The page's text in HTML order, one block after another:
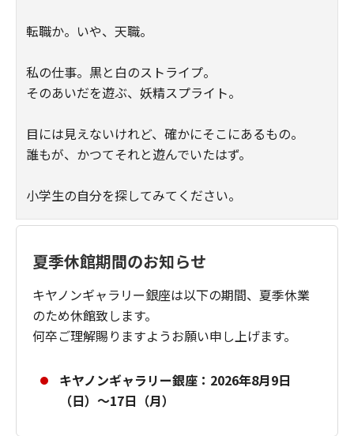
転職か。いや、天職。
私の仕事。黒と白のストライプ。
そのあいだを遊ぶ、妖精スプライト。
目には見えないけれど、確かにそこにあるもの。
誰もが、かつてそれと遊んでいたはず。
小学生の自分を探してみてください。
夏季休館期間のお知らせ
キヤノンギャラリー銀座は以下の期間、夏季休業
のため休館致します。
何卒ご理解賜りますようお願い申し上げます。
キヤノンギャラリー銀座：2026年8月9日
（日）～17日（月）